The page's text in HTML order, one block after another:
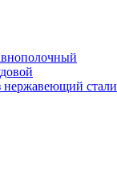
нержавеющий стали